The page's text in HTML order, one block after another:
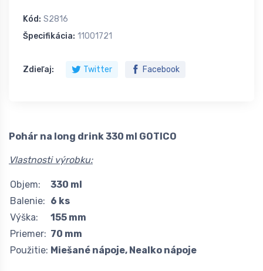
Kód: S2816
Špecifikácia: 11001721
Zdieľaj: Twitter Facebook
Pohár na long drink 330 ml GOTICO
Vlastnosti výrobku:
Objem:
330 ml
Balenie: 6 ks
Výška:
155 mm
Priemer: 70 mm
Použitie: Miešané nápoje, Nealko nápoje